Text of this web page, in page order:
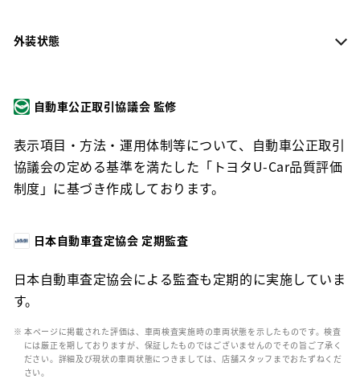
外装状態
自動車公正取引協議会 監修
表示項目・方法・運用体制等について、自動車公正取引
協議会の定める基準を満たした「トヨタU-Car品質評価
制度」に基づき作成しております。
日本自動車査定協会 定期監査
日本自動車査定協会による監査も定期的に実施していま
す。
※ 本ページに掲載された評価は、車両検査実施時の車両状態を示したものです。検査
には厳正を期しておりますが、保証したものではございませんのでその旨ご了承く
ださい。詳細及び現状の車両状態につきましては、店舗スタッフまでおたずねくだ
さい。